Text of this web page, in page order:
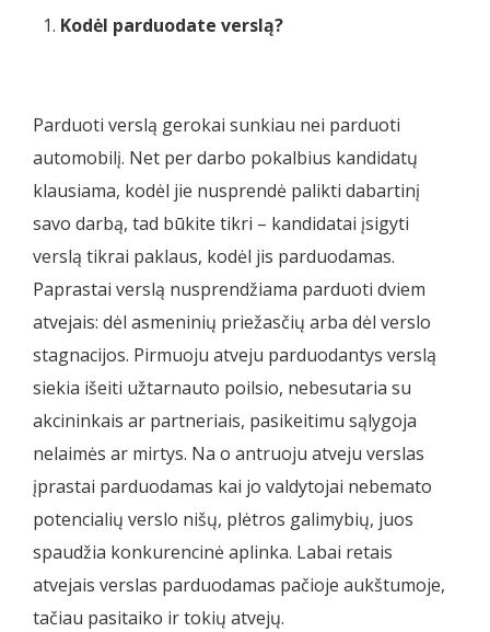
Kodėl parduodate verslą?
Parduoti verslą gerokai sunkiau nei parduoti
automobilį. Net per darbo pokalbius kandidatų
klausiama, kodėl jie nusprendė palikti dabartinį
savo darbą, tad būkite tikri – kandidatai įsigyti
verslą tikrai paklaus, kodėl jis parduodamas.
Paprastai verslą nusprendžiama parduoti dviem
atvejais: dėl asmeninių priežasčių arba dėl verslo
stagnacijos. Pirmuoju atveju parduodantys verslą
siekia išeiti užtarnauto poilsio, nebesutaria su
akcininkais ar partneriais, pasikeitimu sąlygoja
nelaimės ar mirtys. Na o antruoju atveju verslas
įprastai parduodamas kai jo valdytojai nebemato
potencialių verslo nišų, plėtros galimybių, juos
spaudžia konkurencinė aplinka. Labai retais
atvejais verslas parduodamas pačioje aukštumoje,
tačiau pasitaiko ir tokių atvejų.